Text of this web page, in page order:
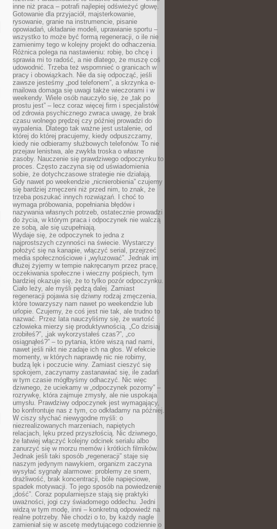
inne niż praca – potrafi najlepiej odświeżyć głowę.
Gotowanie dla przyjaciół, majsterkowanie,
rysowanie, granie na instrumencie, pisanie
opowiadań, układanie modeli, uprawianie sportu –
wszystko to może być formą regeneracji, o ile nie
zamienimy tego w kolejny projekt do odhaczenia.
Różnica polega na nastawieniu: robię, bo chcę i
sprawia mi to radość, a nie dlatego, że muszę coś
udowodnić. Trzeba też wspomnieć o granicach w
pracy i obowiązkach. Nie da się odpocząć, jeśli
zawsze jesteśmy „pod telefonem”, a skrzynka e-
mailowa domaga się uwagi także wieczorami i w
weekendy. Wiele osób nauczyło się, że „tak po
prostu jest” – lecz coraz więcej firm i specjalistów
od zdrowia psychicznego zwraca uwagę, że brak
czasu wolnego prędzej czy później prowadzi do
wypalenia. Dlatego tak ważne jest ustalenie, od
której do której pracujemy, kiedy odpuszczamy,
kiedy nie odbieramy służbowych telefonów. To nie
przejaw lenistwa, ale zwykła troska o własne
zasoby. Nauczenie się prawdziwego odpoczynku to
proces. Często zaczyna się od uświadomienia
sobie, że dotychczasowe strategie nie działają.
Gdy nawet po weekendzie „nicnierobienia” czujemy
się bardziej zmęczeni niż przed nim, to znak, że
trzeba poszukać innych rozwiązań. I choć to
wymaga próbowania, popełniania błędów i
nazywania własnych potrzeb, ostatecznie prowadzi
do życia, w którym praca i odpoczynek nie walczą
ze sobą, ale się uzupełniają.
Wydaje się, że odpoczynek to jedna z
najprostszych czynności na świecie. Wystarczy
położyć się na kanapie, włączyć serial, przejrzeć
media społecznościowe i „wyluzować”. Jednak im
dłużej żyjemy w tempie nakręcanym przez pracę,
oczekiwania społeczne i wieczny pośpiech, tym
bardziej okazuje się, że to tylko pozór odpoczynku.
Ciało leży, ale myśli pędzą dalej. Zamiast
regeneracji pojawia się dziwny rodzaj zmęczenia,
które towarzyszy nam nawet po weekendzie lub
urlopie. Czujemy, że coś jest nie tak, ale trudno to
nazwać. Przez lata nauczyliśmy się, że wartość
człowieka mierzy się produktywnością. „Co dzisiaj
zrobiłeś?”, „jak wykorzystałeś czas?”, „co
osiągnąłeś?” – to pytania, które wiszą nad nami,
nawet jeśli nikt nie zadaje ich na głos. W efekcie
momenty, w których naprawdę nic nie robimy,
budzą lęk i poczucie winy. Zamiast cieszyć się
spokojem, zaczynamy zastanawiać się, ile zadań
w tym czasie mógłbyśmy odhaczyć. Nic więc
dziwnego, że uciekamy w „odpoczynek pozorny” –
rozrywkę, która zajmuje zmysły, ale nie uspokaja
umysłu. Prawdziwy odpoczynek jest wymagający,
bo konfrontuje nas z tym, co odkładamy na później.
W ciszy słychać niewygodne myśli: o
niezrealizowanych marzeniach, napiętych
relacjach, lęku przed przyszłością. Nic dziwnego,
że łatwiej włączyć kolejny odcinek serialu albo
zanurzyć się w morzu memów i krótkich filmików.
Jednak jeśli taki sposób „regeneracji” staje się
naszym jedynym nawykiem, organizm zaczyna
wysyłać sygnały alarmowe: problemy ze snem,
drażliwość, brak koncentracji, bóle napięciowe,
spadek motywacji. To jego sposób na powiedzenie
„dość”. Coraz popularniejsze stają się praktyki
uważności, jogi czy świadomego oddechu. Jedni
widzą w tym modę, inni – konkretną odpowiedź na
realne potrzeby. Nie chodzi o to, by każdy nagle
zamieniał się w ascetę medytującego codziennie o